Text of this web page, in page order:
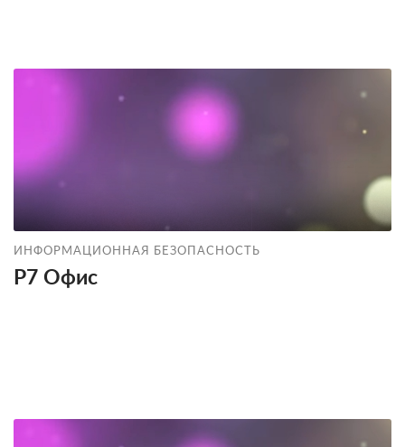
ИНФОРМАЦИОННАЯ БЕЗОПАСНОСТЬ
Р7 Офис